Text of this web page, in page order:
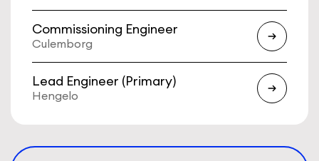
Commissioning Engineer
Culemborg
Lead Engineer (Primary)
Hengelo